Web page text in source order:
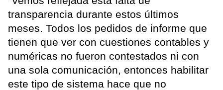
transparencia durante estos últimos
meses. Todos los pedidos de informe que
tienen que ver con cuestiones contables y
numéricas no fueron contestados ni con
una sola comunicación, entonces habilitar
este tipo de sistema hace que no